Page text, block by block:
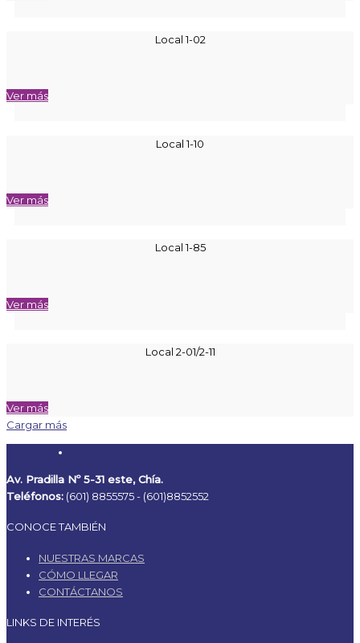
Local 1-02
Ver más
Local 1-10
Ver más
Local 1-85
Ver más
Local 2-01/2-11
Ver más
Cargar más
Av. Pradilla Nº 5-31 este, Chía.
Teléfonos: (601) 8855575 - (601)8852552
CONOCE TAMBIÉN
NUESTRAS MARCAS
CÓMO LLEGAR
CONTÁCTANOS
LINKS DE INTERÉS